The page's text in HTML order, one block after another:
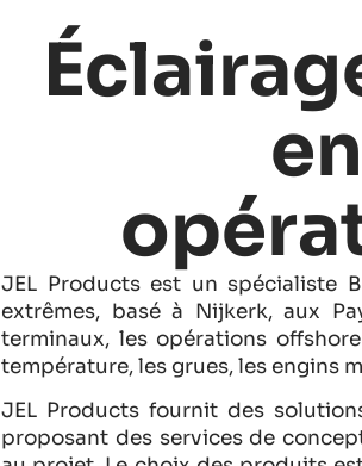
JEL Products est un spécialiste
extrêmes, basé à Nijkerk, aux
terminaux, les opérations
température, les grues, les engins
JEL Products fournit des
proposant des services de